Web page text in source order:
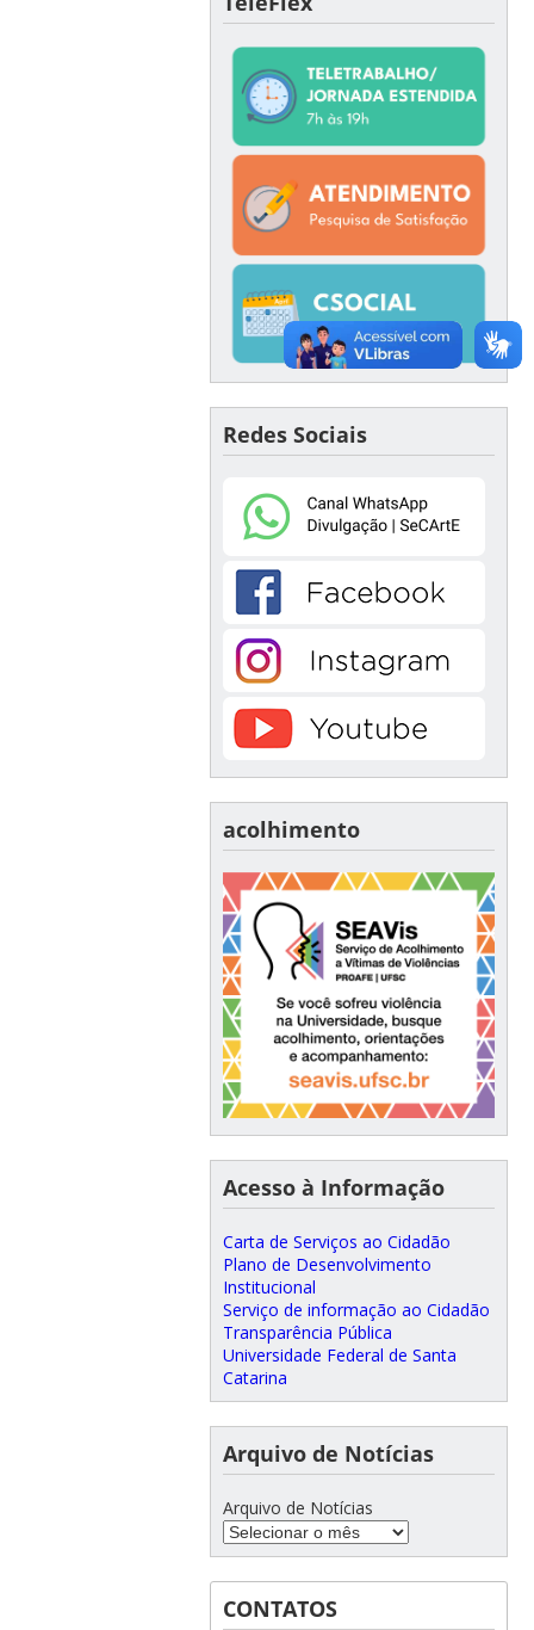
Redes Sociais
acolhimento
Acesso à Informação
Carta de Serviços ao Cidadão
Plano de Desenvolvimento
Institucional
Serviço de informação ao Cidadão
Transparência Pública
Universidade Federal de Santa
Catarina
Arquivo de Notícias
Arquivo de Notícias
CONTATOS